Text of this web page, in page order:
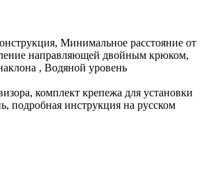
Минимальное расстояние от
направляющей двойным крюком,
, Водяной уровень
комплект крепежа для установки
подробная инструкция на русском